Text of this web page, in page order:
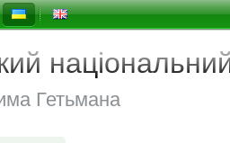
Гетьмана